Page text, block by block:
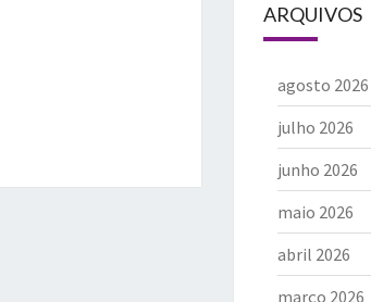
ARQUIVOS
agosto 2026
julho 2026
junho 2026
maio 2026
abril 2026
março 2026